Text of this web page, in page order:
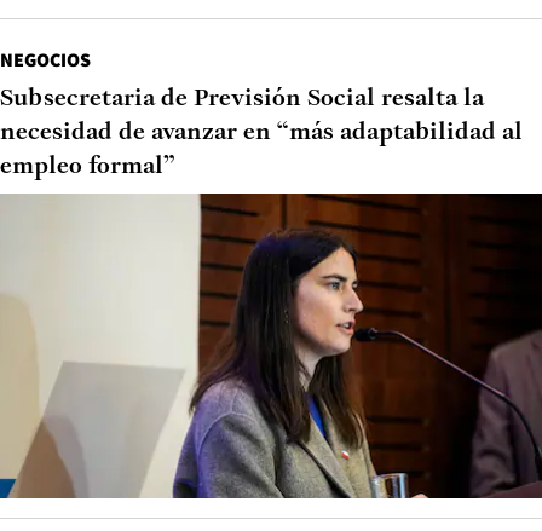
NEGOCIOS
Subsecretaria de Previsión Social resalta la
necesidad de avanzar en “más adaptabilidad al
empleo formal”